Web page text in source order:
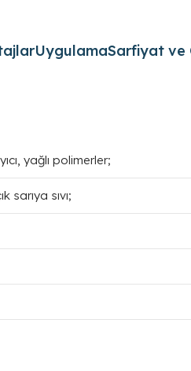
UygulamaSarfiyat ve
yağlı polimerler;
sarıya sıvı;